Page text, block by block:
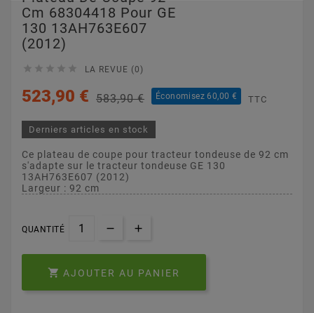
Cm 68304418 Pour GE
130 13AH763E607
(2012)
     LA REVUE (0)
523,90 € 583,90 € Économisez 60,00 € TTC
Derniers articles en stock
Ce plateau de coupe pour tracteur tondeuse de 92 cm
s'adapte sur le tracteur tondeuse GE 130
13AH763E607 (2012)
Largeur : 92 cm
QUANTITÉ
 AJOUTER AU PANIER